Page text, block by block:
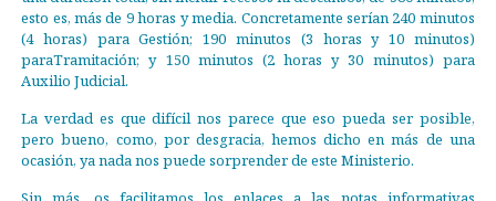
esto es, más de 9 horas y media. Concretamente serían 240 minutos
(4 horas) para Gestión; 190 minutos (3 horas y 10 minutos)
paraTramitación; y 150 minutos (2 horas y 30 minutos) para
Auxilio Judicial.
La verdad es que difícil nos parece que eso pueda ser posible,
pero bueno, como, por desgracia, hemos dicho en más de una
ocasión, ya nada nos puede sorprender de este Ministerio.